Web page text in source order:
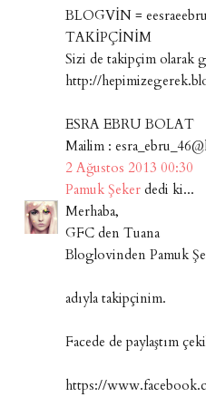
BLOGVİN =
TAKİPÇİNİM
Sizi de takipçim olarak
http://
ESRA EBRU BOLAT
Mailim :
2 Ağustos 2013 00:30
Pamuk Şekerdedi ki...
Merhaba,
GFC den Tuana
Bloglovinden Pamuk
adıyla takipçinim.
Facede de paylaştım
https://